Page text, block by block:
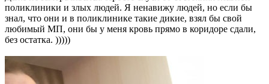
поликлиники и злых людей. Я ненавижу людей, но если бы
знал, что они и в поликлинике такие дикие, взял бы свой
любимый МП, они бы у меня кровь прямо в коридоре сдали,
без остатка. )))))